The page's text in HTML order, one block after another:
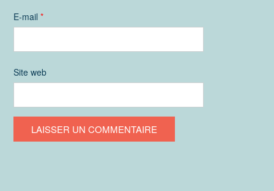
E-mail *
Site web